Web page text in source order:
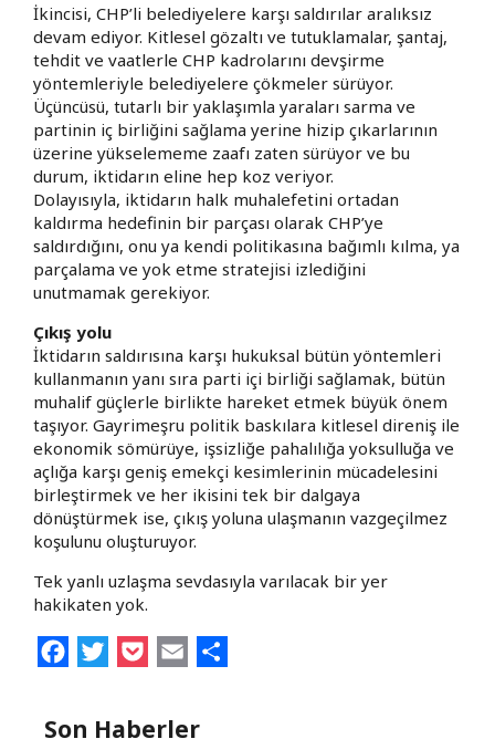
İkincisi, CHP’li belediyelere karşı saldırılar aralıksız
devam ediyor. Kitlesel gözaltı ve tutuklamalar, şantaj,
tehdit ve vaatlerle CHP kadrolarını devşirme
yöntemleriyle belediyelere çökmeler sürüyor.
Üçüncüsü, tutarlı bir yaklaşımla yaraları sarma ve
partinin iç birliğini sağlama yerine hizip çıkarlarının
üzerine yükselememe zaafı zaten sürüyor ve bu
durum, iktidarın eline hep koz veriyor.
Dolayısıyla, iktidarın halk muhalefetini ortadan
kaldırma hedefinin bir parçası olarak CHP’ye
saldırdığını, onu ya kendi politikasına bağımlı kılma, ya
parçalama ve yok etme stratejisi izlediğini
unutmamak gerekiyor.
Çıkış yolu
İktidarın saldırısına karşı hukuksal bütün yöntemleri
kullanmanın yanı sıra parti içi birliği sağlamak, bütün
muhalif güçlerle birlikte hareket etmek büyük önem
taşıyor. Gayrimeşru politik baskılara kitlesel direniş ile
ekonomik sömürüye, işsizliğe pahalılığa yoksulluğa ve
açlığa karşı geniş emekçi kesimlerinin mücadelesini
birleştirmek ve her ikisini tek bir dalgaya
dönüştürmek ise, çıkış yoluna ulaşmanın vazgeçilmez
koşulunu oluşturuyor.
Tek yanlı uzlaşma sevdasıyla varılacak bir yer
hakikaten yok.
FacebookTwitterPocketEmail
Son Haberler